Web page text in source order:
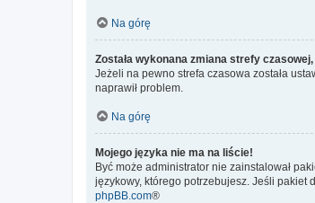
Na górę
Została wykonana zmiana strefy
Jeżeli na pewno strefa czasowa została
naprawił problem.
Na górę
Mojego języka nie ma na liście!
Być może administrator nie zainstalował
językowy, którego potrzebujesz. Jeśli pakiet
phpBB.com®